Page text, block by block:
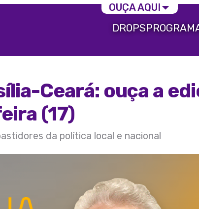
DROPS
Ceará: ouça a
(17)
da política local e nacional
OUÇA AQUI